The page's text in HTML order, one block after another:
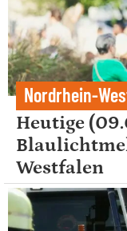
Nordrhein-
Heutige
Westfalen